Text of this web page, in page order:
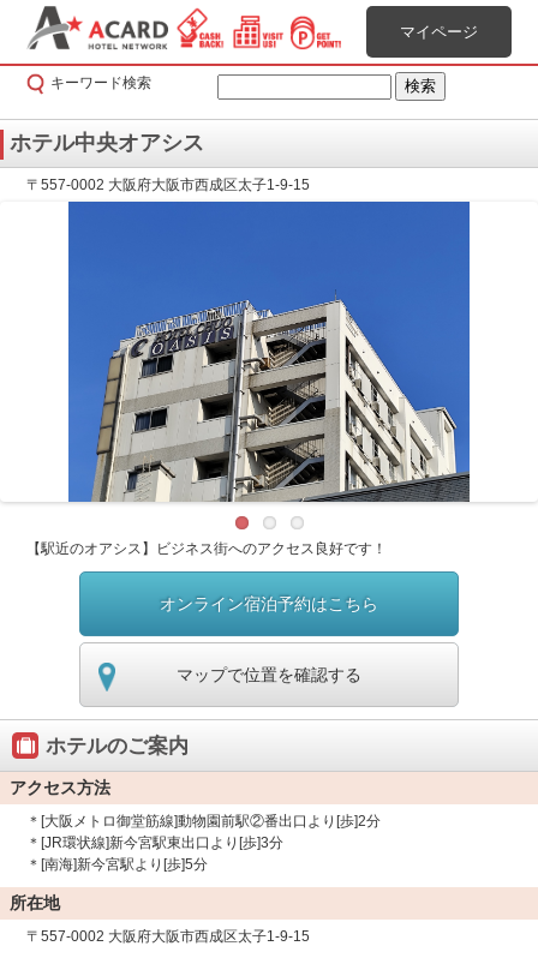
マイページ
キーワード検索
ホテル中央オアシス
〒557-0002 大阪府大阪市西成区太子1-9-15
【駅近のオアシス】ビジネス街へのアクセス良好です！
オンライン宿泊予約はこちら
マップで位置を確認する
ホテルのご案内
アクセス方法
＊[大阪メトロ御堂筋線]動物園前駅②番出口より[歩]2分
＊[JR環状線]新今宮駅東出口より[歩]3分
＊[南海]新今宮駅より[歩]5分
所在地
〒557-0002 大阪府大阪市西成区太子1-9-15